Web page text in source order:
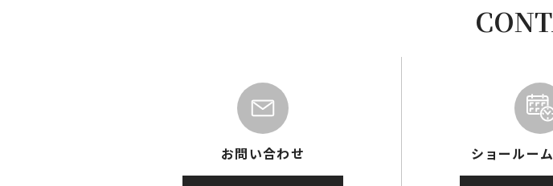
お問い合わせ ショールー